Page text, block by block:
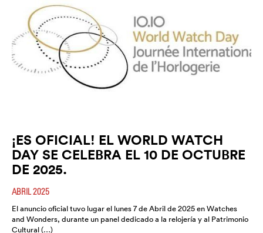
¡ES OFICIAL! EL WORLD WATCH
DAY SE CELEBRA EL 10 DE OCTUBRE
DE 2025.
ABRIL 2025
El anuncio oficial tuvo lugar el lunes 7 de Abril de 2025 en Watches
and Wonders, durante un panel dedicado a la relojería y al Patrimonio
Cultural (…)